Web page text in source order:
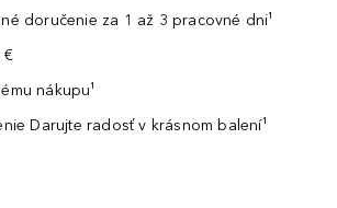
doručenie za 1 až 3 pracovné dni¹
€
nákupu¹
Darujte radosť v krásnom balení¹